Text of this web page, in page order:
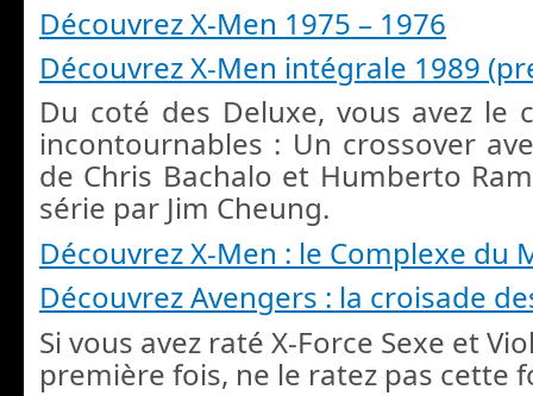
Découvrez X-Men 1975 – 1976
Découvrez X-Men intégrale 1989
Du coté des Deluxe, vous avez le
incontournables : Un crossover
de Chris Bachalo et Humberto
série par Jim Cheung.
Découvrez X-Men : le Complexe du
Découvrez Avengers : la croisade
Si vous avez raté X-Force Sexe et
première fois, ne le ratez pas cette